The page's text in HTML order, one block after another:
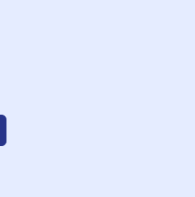
dopravní
Fakulty dopravní